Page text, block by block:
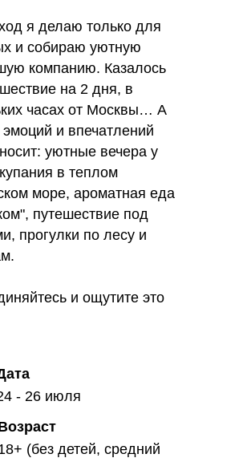
я делаю только для
и собираю уютную
компанию. Казалось
на 2 дня, в
часах от Москвы… А
эмоций и впечатлений
уютные вечера у
в теплом
море, ароматная еда
путешествие под
прогулки по лесу и
и ощутите это
(без детей, средний
- 26 июля